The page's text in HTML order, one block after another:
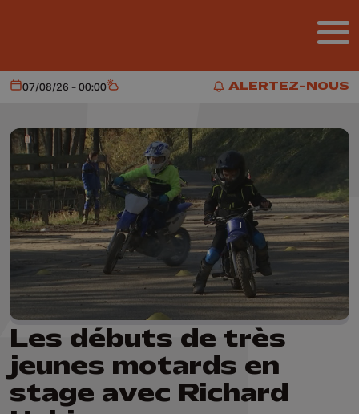
ALERTEZ-NOUS
ALERTEZ-NOUS
Aujourd'hui
07/08/26 - 00:00 Météo
Les débuts de très
jeunes motards en
stage avec Richard